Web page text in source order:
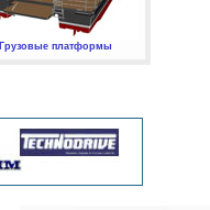
Грузовые платформы